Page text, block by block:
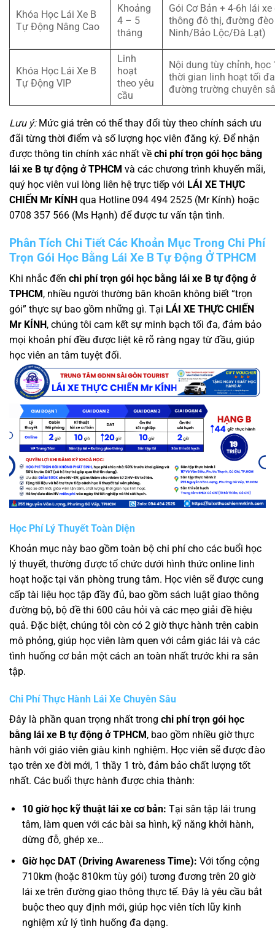
Khóa Học Lái Xe B
Tự Động Nâng Cao
Khoảng
4 – 5
tháng
Gói Cơ Bản + 4-6h lái
thông đô thị, đường
Ninh/Bảo Lộc/Đà Lạt)
Khóa Học Lái Xe B
Tự Động VIP
Linh
hoạt
theo yêu
cầu
Nội dung tùy chỉnh, học
thời gian linh hoạt tối
đường trường chuyên
Lưu ý:Mức giá trên có thể thay đổi tùy theo chính sách ưu
đãi từng thời điểm và số lượng học viên đăng ký. Để nhận
được thông tin chính xác nhất về chi phí trọn gói học bằng
lái xe B tự động ở TPHCM và các chương trình khuyến mãi,
quý học viên vui lòng liên hệ trực tiếp với LÁI XE THỰC
CHIẾN Mr KÍNH qua Hotline 094 494 2525 (Mr Kính) hoặc
0708 357 566 (Ms Hạnh) để được tư vấn tận tình.
Phân Tích Chi Tiết Các Khoản Mục Trong Chi Phí
Trọn Gói Học Bằng Lái Xe B Tự Động Ở TPHCM
Khi nhắc đến chi phí trọn gói học bằng lái xe B tự động ở
TPHCM , nhiều người thường băn khoăn không biết “trọn
gói” thực sự bao gồm những gì. Tại LÁI XE THỰC CHIẾN
Mr KÍNH , chúng tôi cam kết sự minh bạch tối đa, đảm bảo
mọi khoản phí đều được liệt kê rõ ràng ngay từ đầu, giúp
học viên an tâm tuyệt đối.
Học Phí Lý Thuyết Toàn Diện
Khoản mục này bao gồm toàn bộ chi phí cho các buổi học
lý thuyết, thường được tổ chức dưới hình thức online linh
hoạt hoặc tại văn phòng trung tâm. Học viên sẽ được cung
cấp tài liệu học tập đầy đủ, bao gồm sách luật giao thông
đường bộ, bộ đề thi 600 câu hỏi và các mẹo giải đề hiệu
quả. Đặc biệt, chúng tôi còn có 2 giờ thực hành trên cabin
mô phỏng, giúp học viên làm quen với cảm giác lái và các
tình huống cơ bản một cách an toàn nhất trước khi ra sân
tập.
Chi Phí Thực Hành Lái Xe Chuyên Sâu
Đây là phần quan trọng nhất trong chi phí trọn gói học
bằng lái xe B tự động ở TPHCM , bao gồm nhiều giờ thực
hành với giáo viên giàu kinh nghiệm. Học viên sẽ được đào
tạo trên xe đời mới, 1 thầy 1 trò, đảm bảo chất lượng tốt
nhất. Các buổi thực hành được chia thành:
10 giờ học kỹ thuật lái xe cơ bản: Tại sân tập lái trung
tâm, làm quen với các bài sa hình, kỹ năng khởi hành,
dừng đỗ, ghép xe…
Giờ học DAT (Driving Awareness Time): Với tổng cộng
710km (hoặc 810km tùy gói) tương đương trên 20 giờ
lái xe trên đường giao thông thực tế. Đây là yêu cầu bắt
buộc theo quy định mới, giúp học viên tích lũy kinh
nghiệm xử lý tình huống đa dạng.